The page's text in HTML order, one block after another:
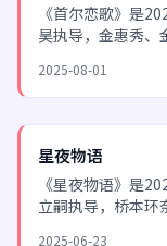
《首尔恋歌》是
昊执导，金惠秀、
2025-08-01
星夜物语
《星夜物语》是
立嗣执导，桥本环
2025-06-23